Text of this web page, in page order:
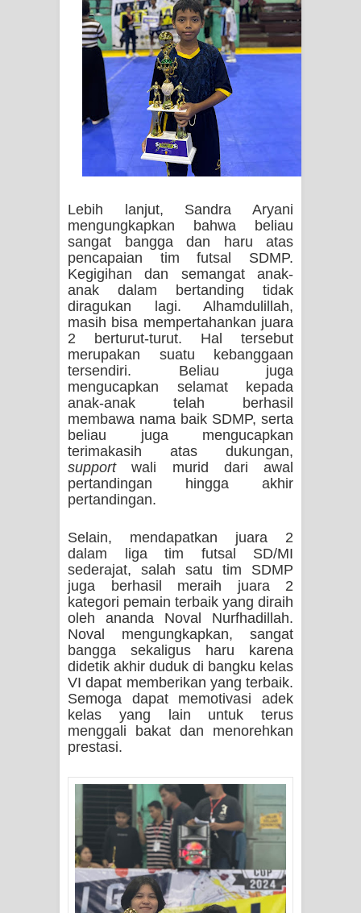
Lebih lanjut, Sandra Aryani
mengungkapkan bahwa beliau
sangat bangga dan haru atas
pencapaian tim futsal SDMP.
Kegigihan dan semangat anak-
anak dalam bertanding tidak
diragukan lagi. Alhamdulillah,
masih bisa mempertahankan juara
2 berturut-turut. Hal tersebut
merupakan suatu kebanggaan
tersendiri. Beliau juga
mengucapkan selamat kepada
anak-anak telah berhasil
membawa nama baik SDMP, serta
beliau juga mengucapkan
terimakasih atas dukungan,
supportwali murid dari awal
pertandingan hingga akhir
pertandingan.
Selain, mendapatkan juara 2
dalam liga tim futsal SD/MI
sederajat, salah satu tim SDMP
juga berhasil meraih juara 2
kategori pemain terbaik yang diraih
oleh ananda Noval Nurfhadillah.
Noval mengungkapkan, sangat
bangga sekaligus haru karena
didetik akhir duduk di bangku kelas
VI dapat memberikan yang terbaik.
Semoga dapat memotivasi adek
kelas yang lain untuk terus
menggali bakat dan menorehkan
prestasi.